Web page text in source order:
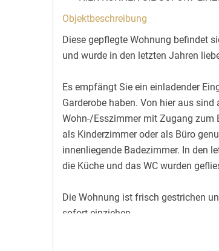
Objektbeschreibung
Diese gepflegte Wohnung befindet
und wurde in den letzten Jahren
Es empfängt Sie ein einladender
Garderobe haben. Von hier aus
Wohn-/Esszimmer mit Zugang zum
als Kinderzimmer oder als Büro
innenliegende Badezimmer. In den
die Küche und das WC wurden
Die Wohnung ist frisch gestrichen
sofort einziehen.
Vereinbaren Sie noch heute einen